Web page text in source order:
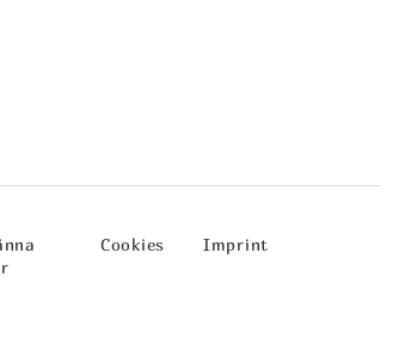
Cookies Imprint